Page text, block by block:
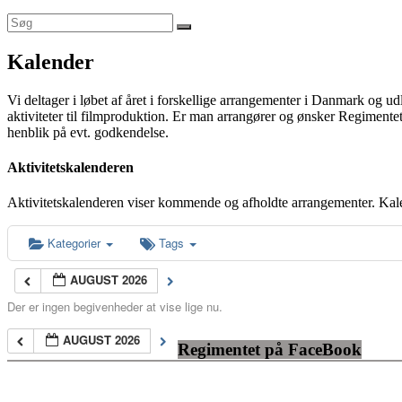
Kalender
Vi deltager i løbet af året i forskellige arrangementer i Danmark og
aktiviteter til filmproduktion. Er man arrangører og ønsker
henblik på evt. godkendelse.
Aktivitetskalenderen
Aktivitetskalenderen viser kommende og afholdte arrangementer.
Kategorier Tags
AUGUST 2026
Der er ingen begivenheder at vise lige nu.
AUGUST 2026
Regimentet på FaceBook